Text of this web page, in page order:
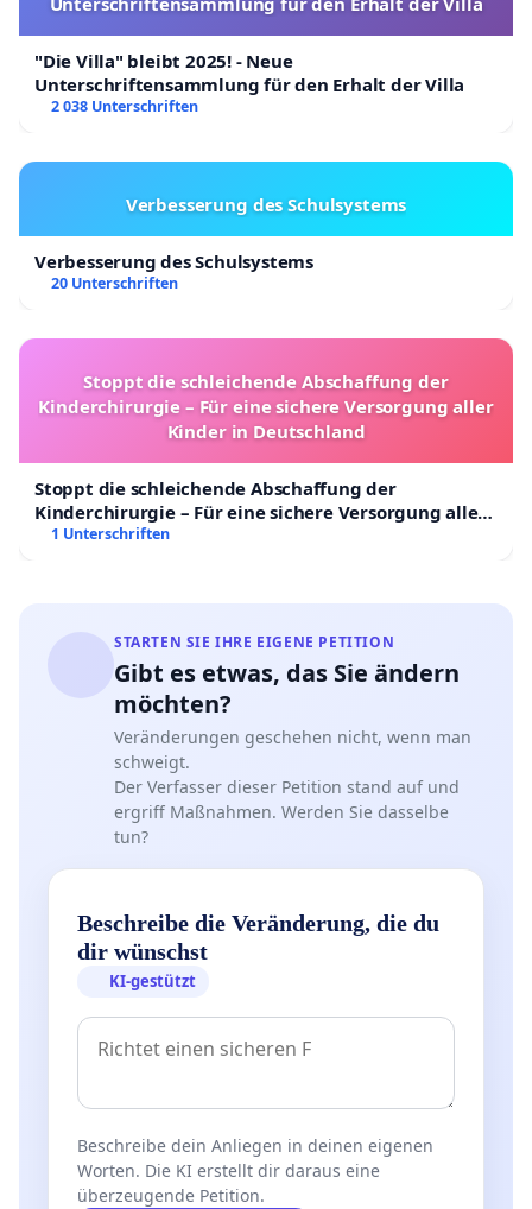
"Die Villa" bleibt 2025! - Neue
Unterschriftensammlung für den Erhalt der Villa
2 038 Unterschriften
Verbesserung des Schulsystems
Verbesserung des Schulsystems
20 Unterschriften
Stoppt die schleichende Abschaffung der
Kinderchirurgie – Für eine sichere Versorgung aller
Kinder in Deutschland
Stoppt die schleichende Abschaffung der
Kinderchirurgie – Für eine sichere Versorgung aller
Kinder in Deutschland
1 Unterschriften
STARTEN SIE IHRE EIGENE PETITION
Gibt es etwas, das Sie ändern
möchten?
Veränderungen geschehen nicht, wenn man
schweigt.
Der Verfasser dieser Petition stand auf und
ergriff Maßnahmen. Werden Sie dasselbe
tun?
Beschreibe die Veränderung, die du
dir wünschst
KI-gestützt
Beschreibe dein Anliegen in deinen eigenen
Worten. Die KI erstellt dir daraus eine
überzeugende Petition.